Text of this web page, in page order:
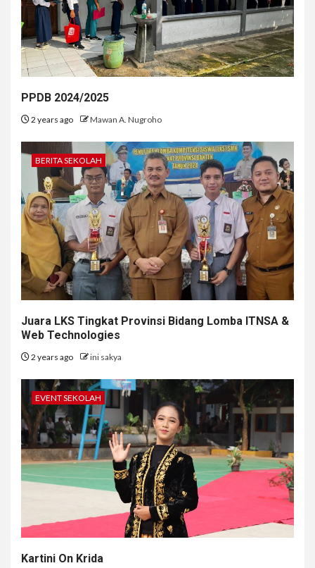
PPDB 2024/2025
2 years ago Mawan A. Nugroho
BERITA SEKOLAH
Juara LKS Tingkat Provinsi Bidang Lomba ITNSA &
Web Technologies
2 years ago ini sakya
EVENT SEKOLAH
Kartini On Krida